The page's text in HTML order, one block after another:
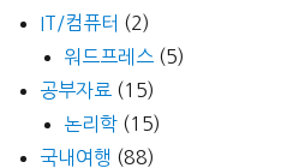
IT/컴퓨터 (2)
워드프레스 (5)
공부자료 (15)
논리학 (15)
국내여행 (88)